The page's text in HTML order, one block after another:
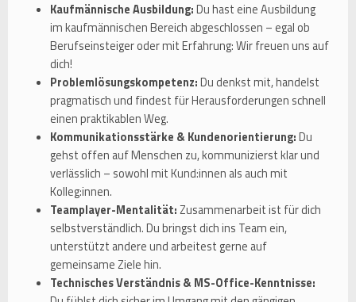
Kaufmännische Ausbildung:Du hast eine Ausbildung
im kaufmännischen Bereich abgeschlossen – egal ob
Berufseinsteiger oder mit Erfahrung: Wir freuen uns auf
dich!
Problemlösungskompetenz:Du denkst mit, handelst
pragmatisch und findest für Herausforderungen schnell
einen praktikablen Weg.
Kommunikationsstärke & Kundenorientierung:Du
gehst offen auf Menschen zu, kommunizierst klar und
verlässlich – sowohl mit Kund:innen als auch mit
Kolleg:innen.
Teamplayer-Mentalität:Zusammenarbeit ist für dich
selbstverständlich. Du bringst dich ins Team ein,
unterstützt andere und arbeitest gerne auf
gemeinsame Ziele hin.
Technisches Verständnis & MS-Office-Kenntnisse: